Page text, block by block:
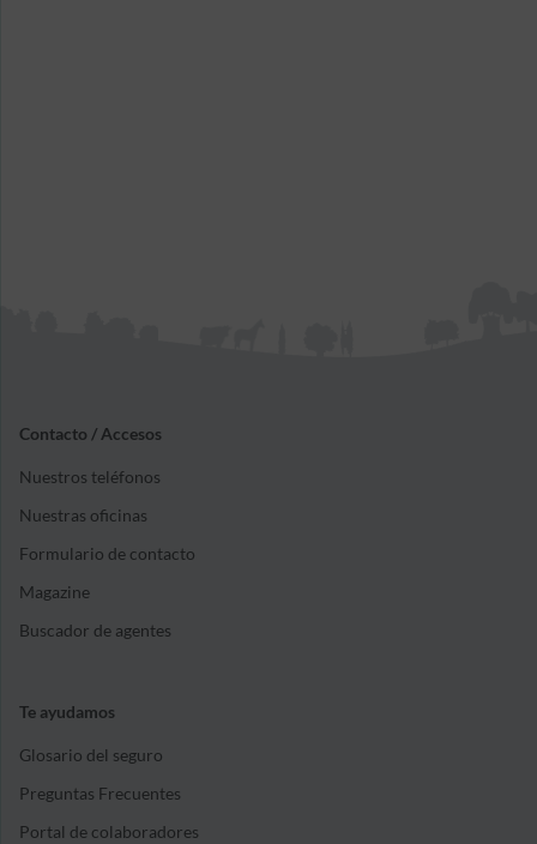
Contacto / Accesos
Nuestros teléfonos
Nuestras oficinas
Formulario de contacto
Magazine
Buscador de agentes
Te ayudamos
Glosario del seguro
Preguntas Frecuentes
Portal de colaboradores